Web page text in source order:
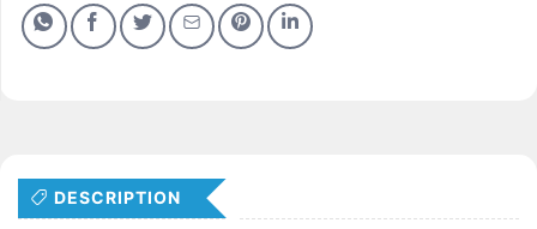
DESCRIPTION